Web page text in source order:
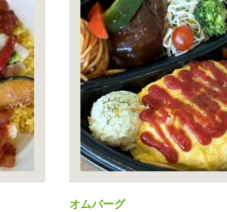
オムバーグ